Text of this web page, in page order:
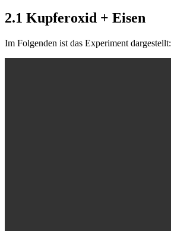
2.1 Kupferoxid + Eisen
Im Folgenden ist das Experiment dargestellt: